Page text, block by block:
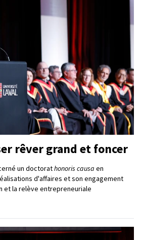
rêver grand et foncer
un doctorathonoris causa en
d'affaires et son engagement
et la relève entrepreneuriale